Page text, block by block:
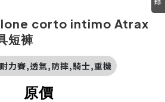
corto intimo Atrax
短褲
力賽,透氣,防摔,騎士,重機
原價